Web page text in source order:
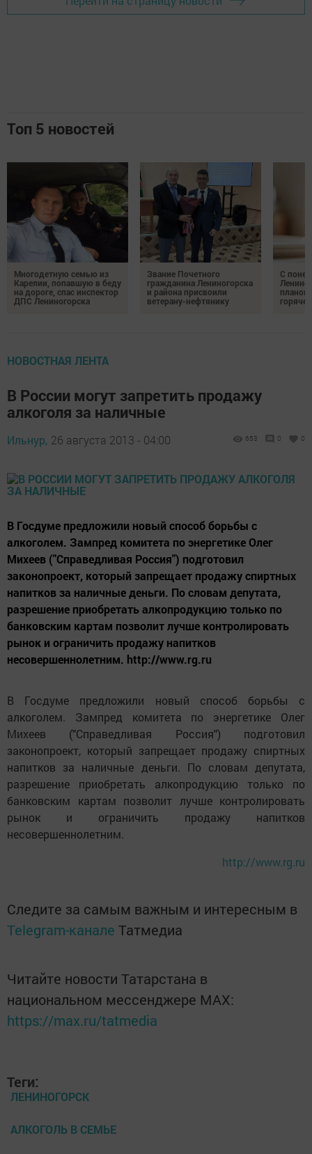
Топ 5 новостей
Многодетную семью из
Карелии, попавшую в беду
на дороге, спас инспектор
ДПС Лениногорска
Звание Почетного
гражданина Лениногорска
и района присвоили
ветерану-нефтянику
С
НОВОСТНАЯ ЛЕНТА
В России могут запретить продажу
алкоголя за наличные
Ильнур, 26 августа 2013 - 04:00 653 0 0
В Госдуме предложили новый способ борьбы с
алкоголем. Зампред комитета по энергетике Олег
Михеев ("Справедливая Россия") подготовил
законопроект, который запрещает продажу спиртных
напитков за наличные деньги. По словам депутата,
разрешение приобретать алкопродукцию только по
банковским картам позволит лучше контролировать
рынок и ограничить продажу напитков
несовершеннолетним. http://www.rg.ru
В Госдуме предложили новый способ борьбы с
алкоголем. Зампред комитета по энергетике Олег
Михеев ("Справедливая Россия") подготовил
законопроект, который запрещает продажу спиртных
напитков за наличные деньги. По словам депутата,
разрешение приобретать алкопродукцию только по
банковским картам позволит лучше контролировать
рынок и ограничить продажу напитков
несовершеннолетним.
http://www.rg.ru
Следите за самым важным и интересным в
Telegram-канале Татмедиа
Читайте новости Татарстана в
национальном мессенджере MАХ:
https://max.ru/tatmedia
Теги:
ЛЕНИНОГОРСК
АЛКОГОЛЬ В СЕМЬЕ